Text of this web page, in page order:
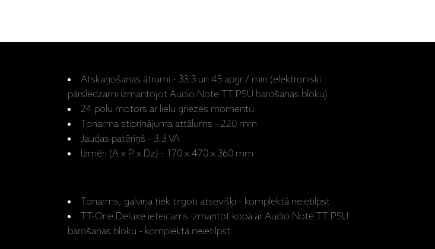
Atskaņošanas ātrumi - 33.3 un 45 apgr / min (elektroniski
pārslēdzami izmantojot Audio Note TT PSU barošanas bloku)
24 polu motors ar lielu griezes momentu
Tonarma stiprinājuma attālums - 220 mm
Jaudas patēriņš - 3.3 VA
Izmēri (A x P x Dz) - 170 x 470 x 360 mm
Tonarms, galviņa tiek tirgoti atsevišķi - komplektā neietilpst
TT-One Deluxe ieteicams izmantot kopā ar Audio Note TT PSU
barošanas bloku - komplektā neietilpst